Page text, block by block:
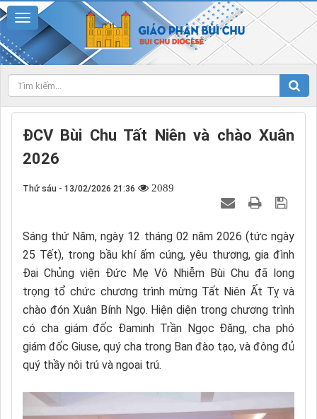
ĐCV Bùi Chu Tất Niên và chào Xuân
2026
Thứ sáu - 13/02/2026 21:36 2089
Sáng thứ Năm, ngày 12 tháng 02 năm 2026 (tức ngày
25 Tết), trong bầu khí ấm cúng, yêu thương, gia đình
Đại Chủng viện Đức Mẹ Vô Nhiễm Bùi Chu đã long
trọng tổ chức chương trình mừng Tất Niên Ất Tỵ và
chào đón Xuân Bính Ngọ. Hiện diện trong chương trình
có cha giám đốc Đaminh Trần Ngọc Đăng, cha phó
giám đốc Giuse, quý cha trong Ban đào tạo, và đông đủ
quý thầy nội trú và ngoại trú.